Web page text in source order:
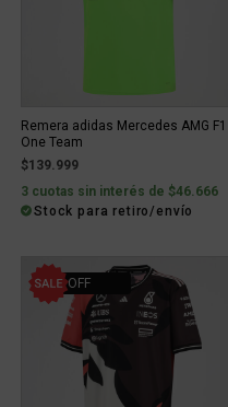
Remera adidas Mercedes AMG F1
One Team
$139.999
3 cuotas sin interés de $46.666
Stock para retiro/envío
30% OFF